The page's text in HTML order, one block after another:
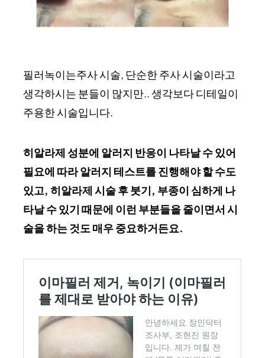
필러녹이는주사 시술, 단순한 주사 시술이라고
생각하시는 분들이 많지만.. 생각보다 디테일이
주용한 시술입니다.
히알라제 성분에 알러지 반응이 나타날 수 있어
필요에 따라 알러지 테스트를 진행해야 할 수도
있고, 히알라제 시술 후 붓기, 부종이 심하게 나
타날 수 있기 때문에 이런 부분들을 줄이면서 시
술을 하는 것도 매우 중요하거든요.